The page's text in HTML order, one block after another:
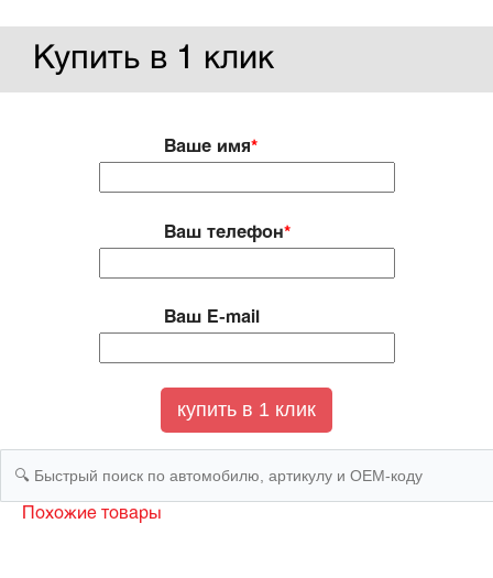
Купить в 1 клик
Ваше имя*
Ваш телефон*
Ваш E-mail
Похожие товары